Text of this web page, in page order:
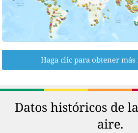
Haga clic para obtener
Datos históricos de
aire.